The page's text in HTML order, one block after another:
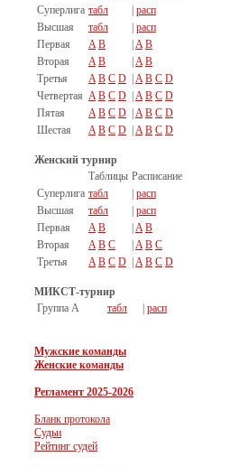
Суперлига табл
расп
Высшая
табл
расп
Первая
A B A B
Вторая
A B A B
Третья
A B C D A B C D
Четвертая A B C D A B C D
Пятая
A B C D A B C D
Шестая
A B C D A B C D
Женский турнир
Таблицы Расписание
Суперлига табл
расп
Высшая
табл
расп
Первая
A B A B
Вторая
A B C A B C
Третья
A B C D A B C D
МИКСТ-турнир
Группа А
табл расп
Мужские команды
Женские команды
Регламент 2025-2026
Бланк протокола
Судьи
Рейтинг судей